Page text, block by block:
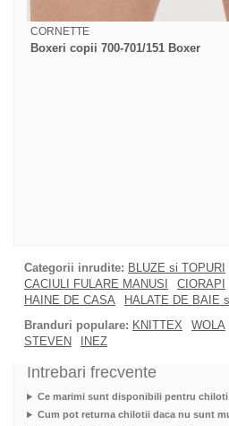
CORNETTE
Boxeri copii 700-701/151 Boxer
Categorii inrudite: BLUZE si TOPURI
CACIULI FULARE MANUSI
CIORAPI
HAINE DE CASA
HALATE DE BAIE
Branduri populare: KNITTEX WOLA
STEVEN
INEZ
Intrebari frecvente
Ce marimi sunt disponibili pentru chiloti
Cum pot returna chilotii daca nu sunt